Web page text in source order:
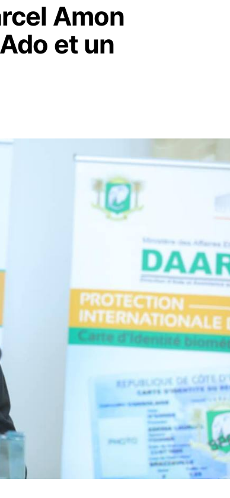
Amon
et un